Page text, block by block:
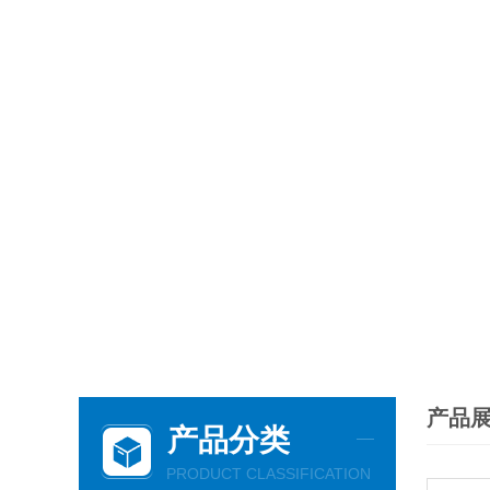
产品分类
PRODUCT CLASSIFICATION
产品